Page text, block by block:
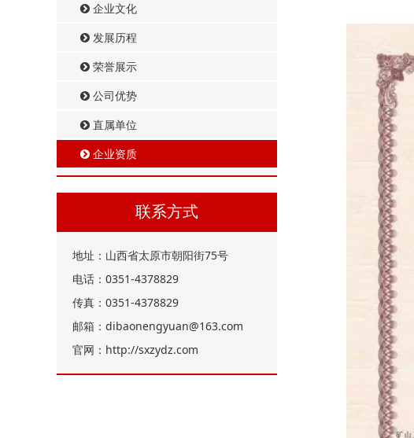
企业文化
发展历程
荣誉展示
公司优势
直属单位
企业资质
联系方式
地址：山西省太原市朝阳街75号
电话：0351-4378829
传真：0351-4378829
邮箱：dibaonengyuan@163.com
官网：http://sxzydz.com